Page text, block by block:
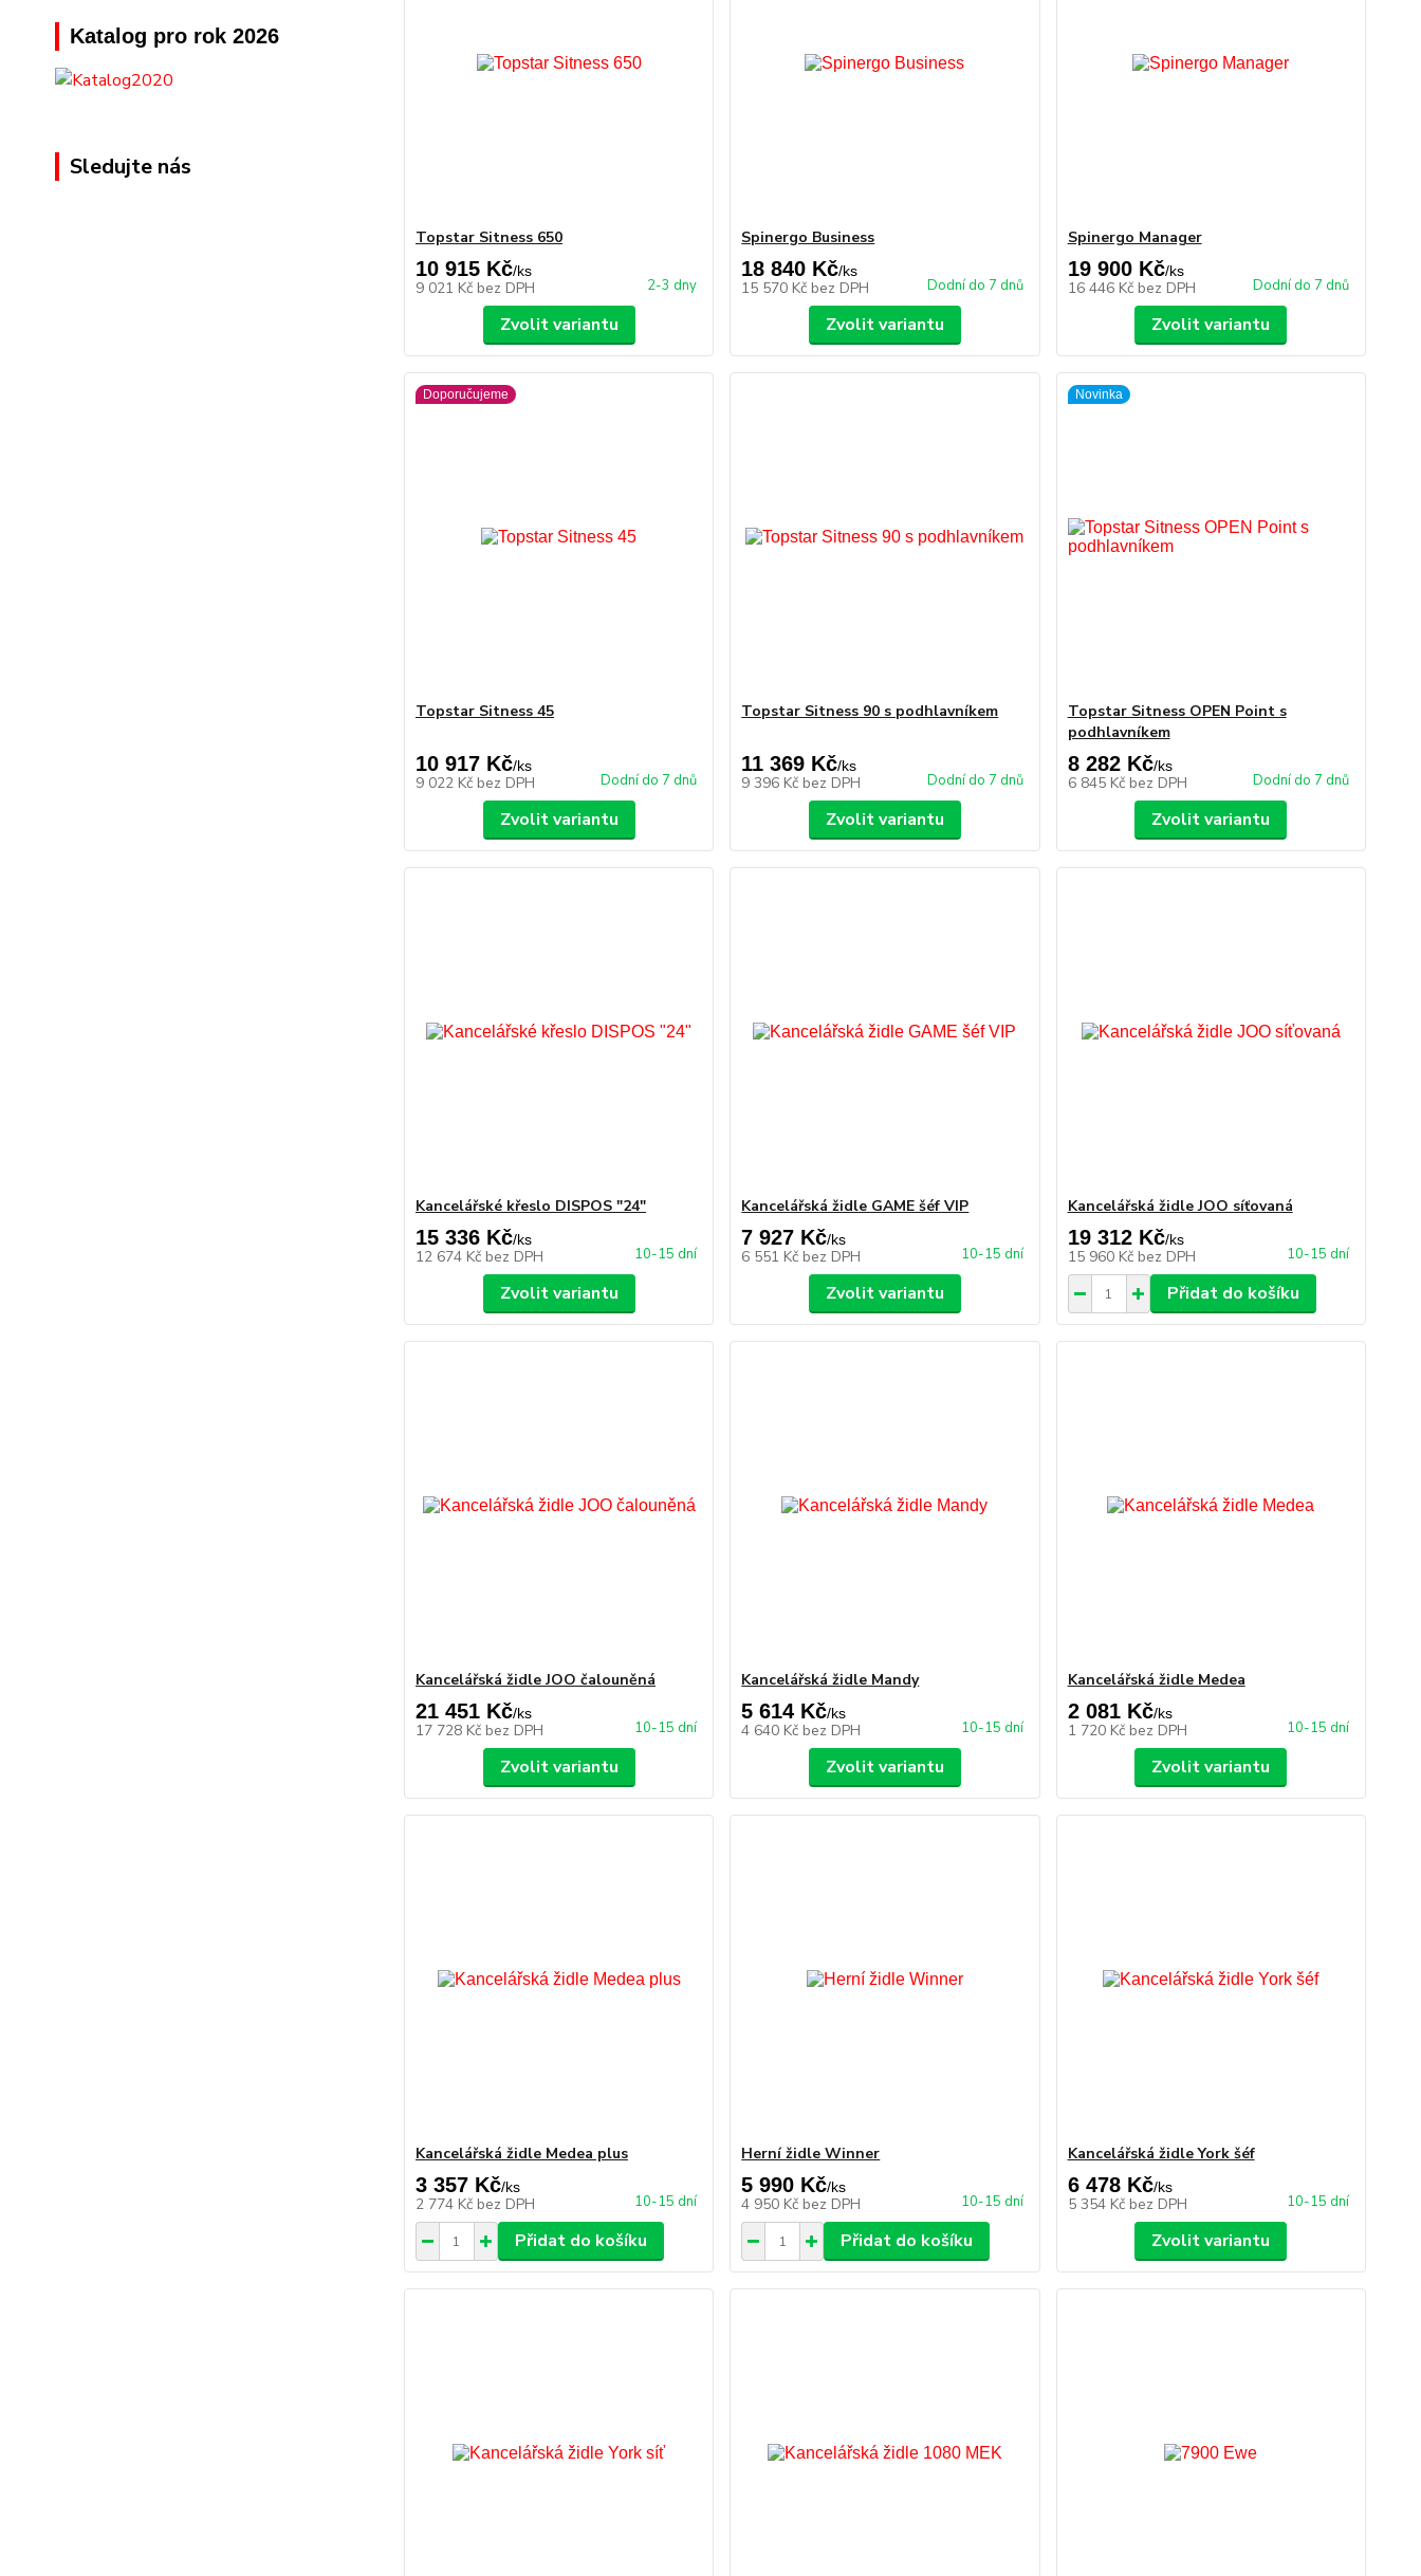
Katalog pro rok 2026
Sledujte nás
Topstar Sitness 650
10 915 Kč/ks
9 021 Kč bez DPH 2-3 dny
Zvolit variantu
Spinergo Business
18 840 Kč/ks
15 570 Kč bez DPH Dodní do 7 dnů
Zvolit variantu
Spinergo Manager
19 900 Kč/ks
16 446 Kč bez DPH Dodní do 7 dnů
Zvolit variantu
Doporučujeme
Topstar Sitness 45
10 917 Kč/ks
9 022 Kč bez DPH Dodní do 7 dnů
Zvolit variantu
Topstar Sitness 90 s podhlavníkem
11 369 Kč/ks
9 396 Kč bez DPH Dodní do 7 dnů
Zvolit variantu
Novinka
Topstar Sitness OPEN Point s
podhlavníkem
8 282 Kč/ks
6 845 Kč bez DPH Dodní do 7 dnů
Zvolit variantu
Kancelářské křeslo DISPOS "24"
15 336 Kč/ks
12 674 Kč bez DPH 10-15 dní
Zvolit variantu
Kancelářská židle GAME šéf VIP
7 927 Kč/ks
6 551 Kč bez DPH 10-15 dní
Zvolit variantu
Kancelářská židle JOO síťovaná
19 312 Kč/ks
15 960 Kč bez DPH 10-15 dní
Přidat do košíku
Kancelářská židle JOO čalouněná
21 451 Kč/ks
17 728 Kč bez DPH 10-15 dní
Zvolit variantu
Kancelářská židle Mandy
5 614 Kč/ks
4 640 Kč bez DPH 10-15 dní
Zvolit variantu
Kancelářská židle Medea
2 081 Kč/ks
1 720 Kč bez DPH 10-15 dní
Zvolit variantu
Kancelářská židle Medea plus
3 357 Kč/ks
2 774 Kč bez DPH 10-15 dní
Přidat do košíku
Herní židle Winner
5 990 Kč/ks
4 950 Kč bez DPH 10-15 dní
Přidat do košíku
Kancelářská židle York šéf
6 478 Kč/ks
5 354 Kč bez DPH 10-15 dní
Zvolit variantu